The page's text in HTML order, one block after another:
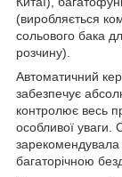
(виробляється
сольового бака
розчину).
Автоматичний
забезпечує
контролює весь
особливої
багаторічною